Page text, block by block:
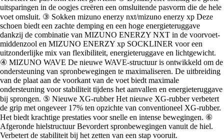
uitsparingen in de oogjes creëren een omsluitende pasvorm die de hele
voet omsluit. ③ Sokken mizuno enerzy nxt/mizuno enerzy xp Deze
schoen biedt een zachte demping en een hoge energieteruggave
dankzij de combinatie van MIZUNO ENERZY NXT in de voorvoet-
middenzool en MIZUNO ENERZY xp SOCKLINER voor een
uitzonderlijke mix van flexibiliteit, energieteruggave en lichtgewicht.
④ MIZUNO WAVE De nieuwe WAVE-structuur is ontwikkeld om de
ondersteuning van spronbewegingen te maximaliseren. De uitbreiding
van de plaat aan de voorkant van de voet biedt maximale
ondersteuning voor stabiliteit tijdens het aanvallen en energieteruggave
bij sprongen. ⑤ Nieuwe XG-rubber Het nieuwe XG-rubber verbetert
de grip met ongeveer 17% ten opzichte van conventioneel XG-rubber.
Het biedt krachtige prestaties voor snelle en intense bewegingen. ⑥
Afgeronde hielstructuur Bevordert spronbewegingen vanuit de hiel.
Verbetert de stabiliteit bij het zetten van een stap vooruit.